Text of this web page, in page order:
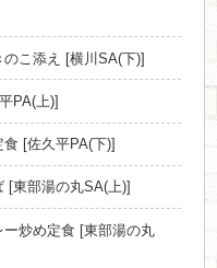
こ添え [横川SA(下)]
PA(上)]
[佐久平PA(下)]
[東部湯の丸SA(上)]
炒め定食 [東部湯の丸